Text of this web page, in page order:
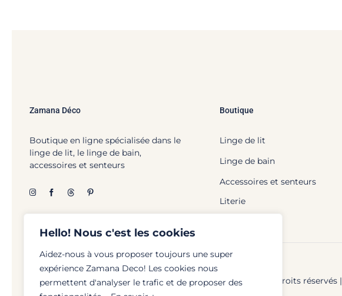
Hello! Nous c'est les cookies
Aidez-nous à vous proposer toujours une super
expérience Zamana Deco! Les cookies nous
permettent d'analyser le trafic et de proposer des
Zamana Déco
Boutique en ligne spécialisée dans le
linge de lit, le linge de bain,
accessoires et senteurs
Boutique
Linge de lit
Linge de bain
Accessoires et senteurs
Literie
© Zamana Déco - 2026 | Tous droits réservés |